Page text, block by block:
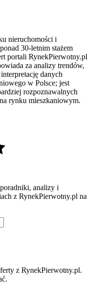
nieruchomości i
30-letnim stażem
portali RynekPierwotny.pl
za analizy trendów,
danych
w Polsce; jest
rozpoznawalnych
rynku mieszkaniowym.
analizy i
z RynekPierwotny.pl na
z RynekPierwotny.pl.